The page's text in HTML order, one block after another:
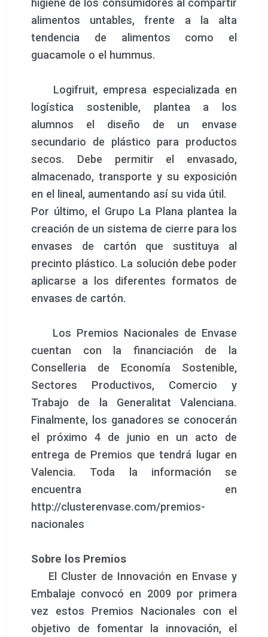
higiene de los consumidores al compartir
alimentos untables, frente a la alta
tendencia de alimentos como el
guacamole o el hummus.
Logifruit, empresa especializada en
logística sostenible, plantea a los
alumnos el diseño de un envase
secundario de plástico para productos
secos. Debe permitir el envasado,
almacenado, transporte y su exposición
en el lineal, aumentando así su vida útil.
Por último, el Grupo La Plana plantea la
creación de un sistema de cierre para los
envases de cartón que sustituya al
precinto plástico. La solución debe poder
aplicarse a los diferentes formatos de
envases de cartón.
Los Premios Nacionales de Envase
cuentan con la financiación de la
Conselleria de Economía Sostenible,
Sectores Productivos, Comercio y
Trabajo de la Generalitat Valenciana.
Finalmente, los ganadores se conocerán
el próximo 4 de junio en un acto de
entrega de Premios que tendrá lugar en
Valencia. Toda la información se
encuentra en
http://clusterenvase.com/premios-
nacionales
Sobre los Premios
El Cluster de Innovación en Envase y
Embalaje convocó en 2009 por primera
vez estos Premios Nacionales con el
objetivo de fomentar la innovación, el